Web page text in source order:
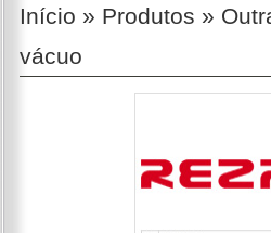
Início » Produtos »
vácuo